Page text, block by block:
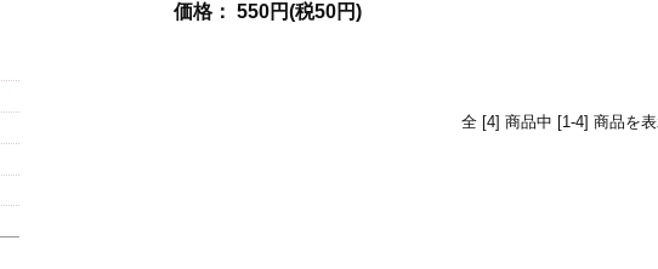
価格： 550円(税50円)
全 [4] 商品中 [1-4] 商品を